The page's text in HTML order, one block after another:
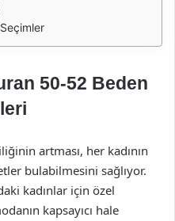
50-52 Beden
artması, her kadının
bulabilmesini sağlıyor.
kadınlar için özel
kapsayıcı hale